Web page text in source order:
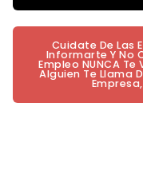
Cuidate De Las
Informarte Y No
Empleo NUNCA
Alguien Te Llama